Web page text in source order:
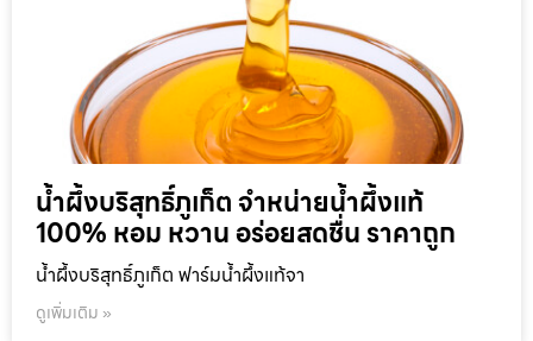
น้ำผึ้งบริสุทธิ์ภูเก็ต จำหน่ายน้ำผึ้งแท้
100% หอม หวาน อร่อยสดชื่น ราคาถูก
น้ำผึ้งบริสุทธิ์ภูเก็ต ฟาร์มน้ำผึ้งแท้จา
ดูเพิ่มเติม »